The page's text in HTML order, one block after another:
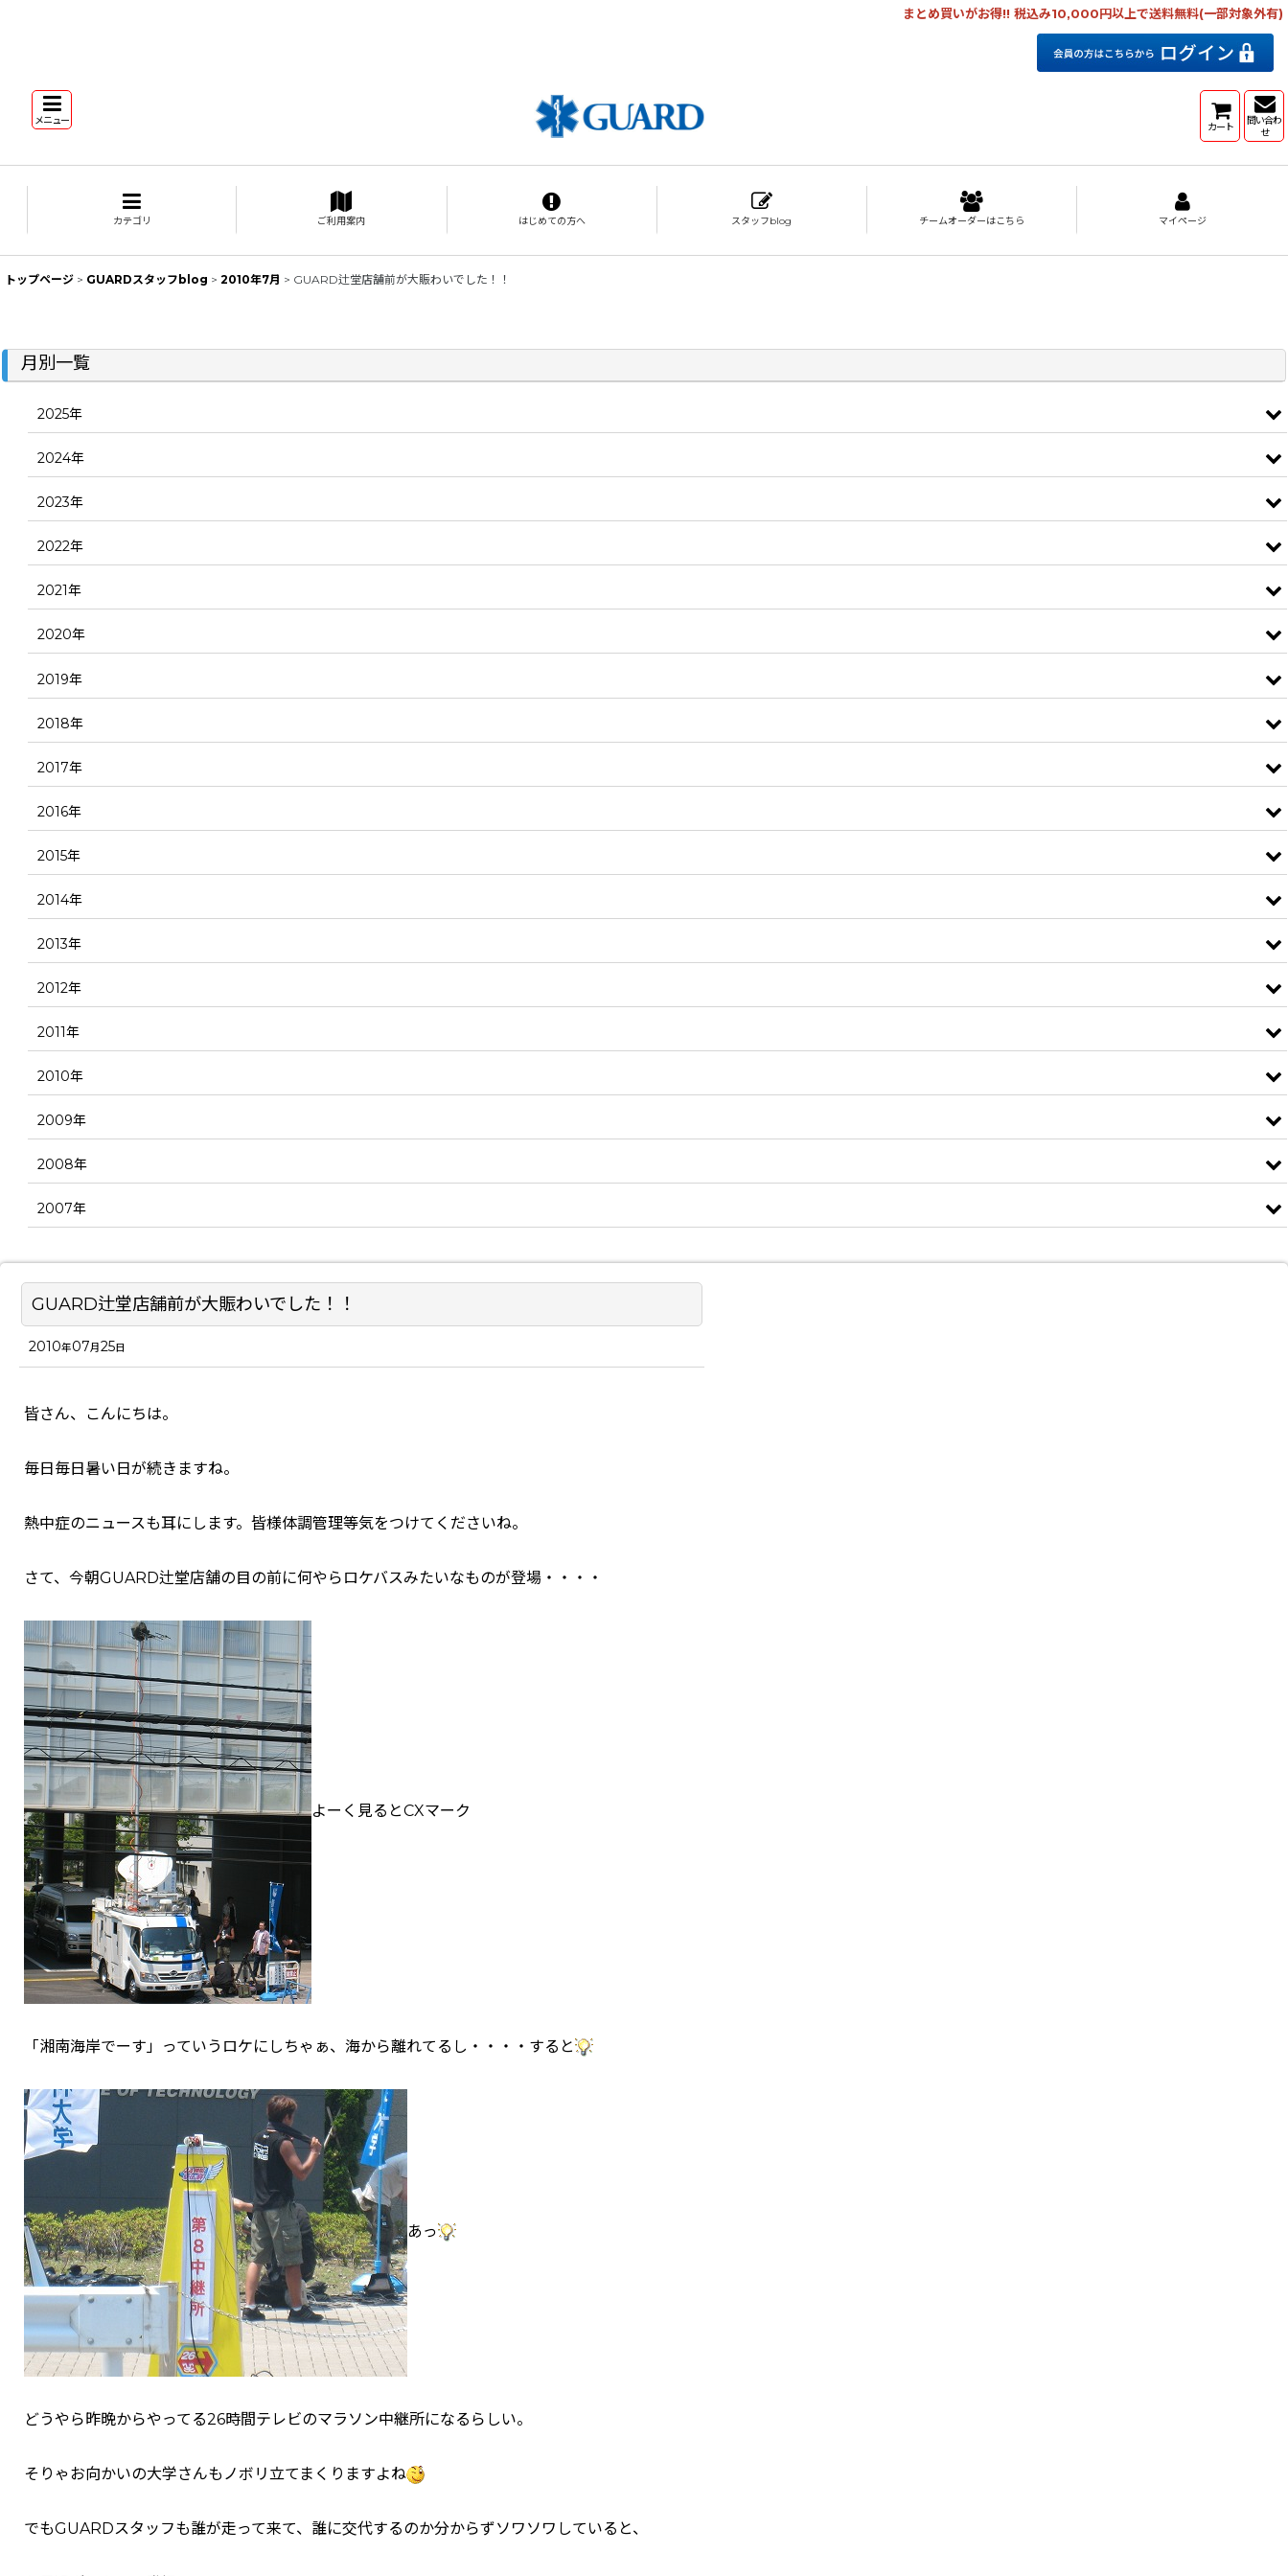
まとめ買いがお得!! 税込み10,000円以上で送料無料(一部対象外有)
メニュー カート
問い合わ
せ
カテゴリ ご利用案内 はじめての方へ スタッフblog チームオーダーはこちら マイページ
トップページ > GUARDスタッフblog > 2010年7月 > GUARD辻堂店舗前が大賑わいでした！！
GUARD辻堂店舗前が大賑わいでした！！
2010年07月25日
皆さん、こんにちは。
毎日毎日暑い日が続きますね。
熱中症のニュースも耳にします。皆様体調管理等気をつけてくださいね。
さて、今朝GUARD辻堂店舗の目の前に何やらロケバスみたいなものが登場・・・・
よーく見るとCXマーク
「湘南海岸でーす」っていうロケにしちゃぁ、海から離れてるし・・・・すると
あっ
どうやら昨晩からやってる26時間テレビのマラソン中継所になるらしい。
そりゃお向かいの大学さんもノボリ立てまくりますよね
でもGUARDスタッフも誰が走って来て、誰に交代するのか分からずソワソワしていると、
月別一覧
2025年
2024年
2023年
2022年
2021年
2020年
2019年
2018年
2017年
2016年
2015年
2014年
2013年
2012年
2011年
2010年
2009年
2008年
2007年